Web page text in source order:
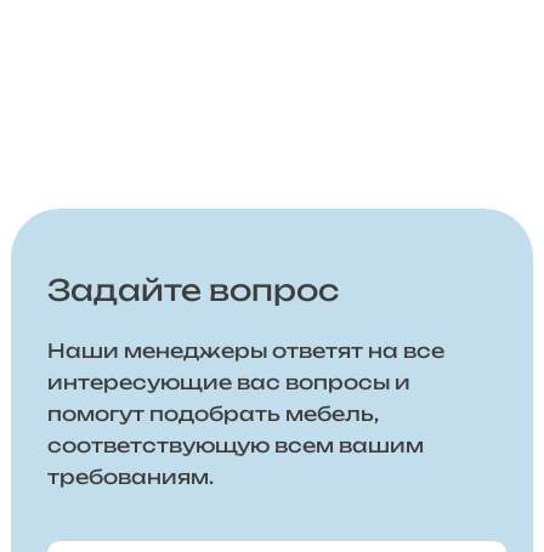
Задайте вопрос
Наши менеджеры ответят на все
интересующие вас вопросы и
помогут подобрать мебель,
соответствующую всем вашим
требованиям.